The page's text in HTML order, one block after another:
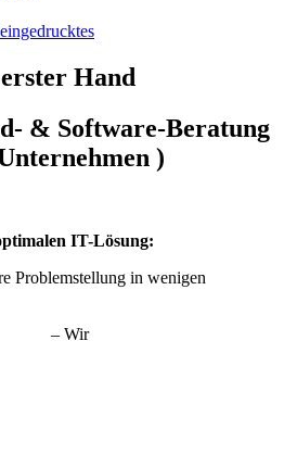
Hand
& Software-Beratung
)
IT-Lösung:
Problemstellung in wenigen
– Wirbesprechen Ihre